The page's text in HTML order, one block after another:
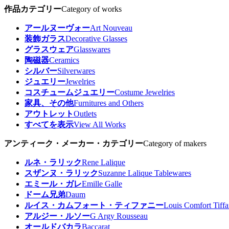
作品カテゴリーCategory of works
アールヌーヴォーArt Nouveau
装飾ガラスDecorative Glasses
グラスウェアGlasswares
陶磁器Ceramics
シルバーSilverwares
ジュエリーJewelries
コスチュームジュエリーCostume Jewelries
家具、その他Furnitures and Others
アウトレットOutlets
すべてを表示View All Works
アンティーク・メーカー・カテゴリーCategory of makers
ルネ・ラリックRene Lalique
スザンヌ・ラリックSuzanne Lalique Tablewares
エミール・ガレEmille Galle
ドーム兄弟Daum
ルイス・カムフォート・ティファニーLouis Comfort
アルジー・ルソーG Argy Rousseau
オールドバカラBaccarat